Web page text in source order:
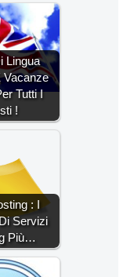
Lingua
Vacanze
Tutti I
!
: I
Servizi
Più…